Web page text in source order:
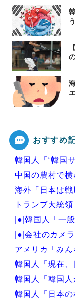
おすすめ
韓国人「“韓国
中国の農村で
海外「日本は
トランプ大統
|●|韓国人「一
|●|会社のカメ
アメリカ「み
韓国人「現在
韓国人「韓国
韓国人「日本